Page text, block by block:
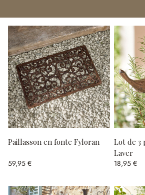
Paillasson en fonte Fyloran
59,95 €
Lot de 3
Laver
18,95 €